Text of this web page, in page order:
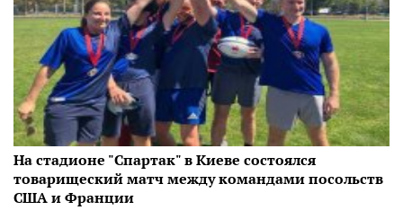
На стадионе "Спартак" в Киеве состоялся
товарищеский матч между командами посольств
США и Франции